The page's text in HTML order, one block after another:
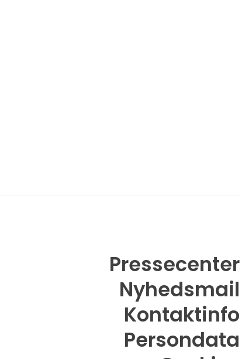
Pressecenter
Nyhedsmail
Kontaktinfo
Persondata